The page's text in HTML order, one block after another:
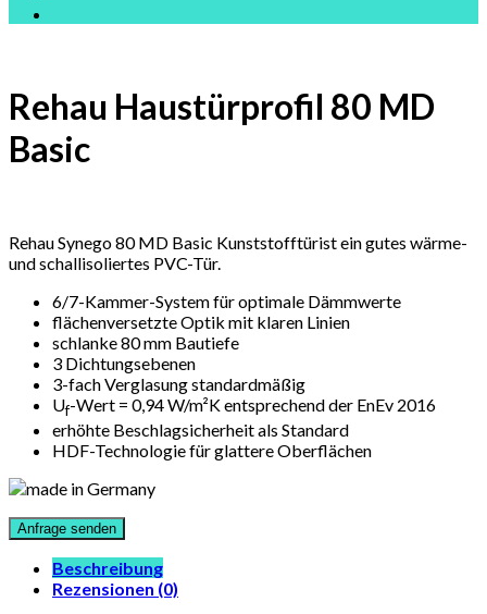
Rehau Haustürprofil 80 MD
Basic
Rehau Synego 80 MD Basic Kunststofftürist ein gutes wärme-
und schallisoliertes PVC-Tür.
6/7-Kammer-System für optimale Dämmwerte
flächenversetzte Optik mit klaren Linien
schlanke 80 mm Bautiefe
3 Dichtungsebenen
3-fach Verglasung standardmäßig
Uf-Wert = 0,94 W/m²K entsprechend der EnEv 2016
erhöhte Beschlagsicherheit als Standard
HDF-Technologie für glattere Oberflächen
Beschreibung
Rezensionen (0)